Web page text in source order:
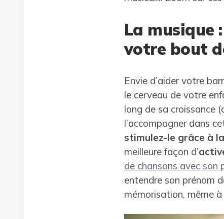
La musique
votre bout
Envie d’aider votre
le cerveau de votre
long de sa croissance
l’accompagner dans
stimulez-le grâce à
meilleure façon d’
de chansons avec son
entendre son prénom
mémorisation, même